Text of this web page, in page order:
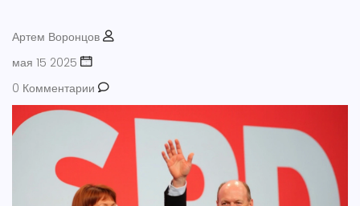
Артем Воронцов
мая 15 2025
0 Комментарии